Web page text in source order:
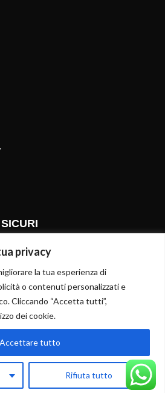
privacy
la tua esperienza di
o contenuti personalizzati e
Cliccando “Accetta tutti”,
dei cookie.
Rifiuta tutto
Accettare tutto
Il mio account